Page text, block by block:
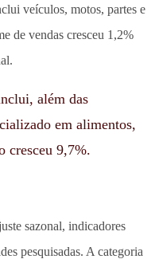
veículos, motos, partes e
de vendas cresceu 1,2%
além das
em alimentos,
cresceu 9,7%.
sazonal, indicadores
pesquisadas. A categoria